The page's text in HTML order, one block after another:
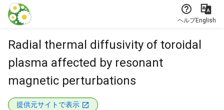
本文に飛ぶ
ヘルプEnglish
Radial thermal diffusivity of toroidal
plasma affected by resonant
magnetic perturbations
提供元サイトで表示